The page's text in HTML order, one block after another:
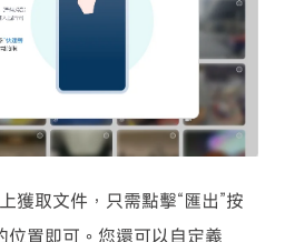
獲取文件，只需點擊“匯出”按
位置即可。您還可以自定義